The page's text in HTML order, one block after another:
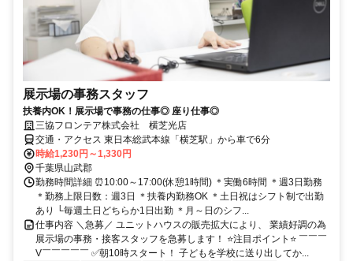
展示場の事務スタッフ
扶養内OK！展示場で事務の仕事◎ 座り仕事◎
三協フロンテア株式会社 横芝光店
交通・アクセス 東日本総武本線「横芝駅」から車で6分
時給1,230円～1,330円
千葉県山武郡
勤務時間詳細 ⏰10:00～17:00(休憩1時間) ＊実働6時間 ＊週3日勤務
＊勤務上限日数：週3日 ＊扶養内勤務OK ＊土日祝はシフト制で出勤
あり └毎週土日どちらか1日出勤 ＊月～日のシフ...
仕事内容 ＼急募／ ユニットハウスの販売拡大により、 業績好調の為
展示場の事務・接客スタッフを急募します！ ⭐注目ポイント⭐ ￣￣￣
V￣￣￣￣￣ ✅朝10時スタート！ 子どもを学校に送り出してか...